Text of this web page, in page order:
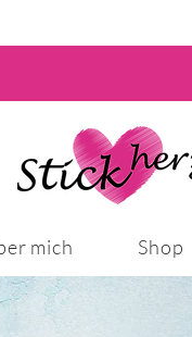
mich Shop